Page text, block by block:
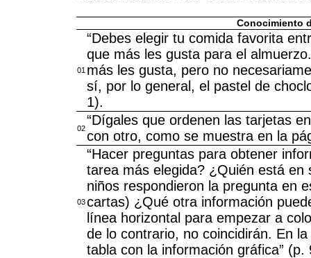
Conocimiento
01
“Debes elegir tu comida favorita
que más les gusta para el
más les gusta, pero no
sí, por lo general, el pastel de
1).
02
“Dígales que ordenen las tarjetas
con otro, como se muestra en la
03
“Hacer preguntas para obtener
tarea más elegida? ¿Quién está
niños respondieron la pregunta en
cartas) ¿Qué otra información
línea horizontal para empezar a
de lo contrario, no coincidirán. En
tabla con la información gráfica” (p.